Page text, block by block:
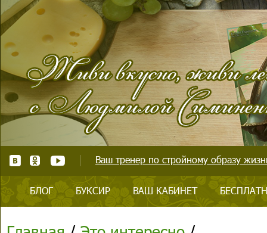
Ваш тренер по стройному образу
БЛОГ БУКСИР ВАШ КАБИНЕТ